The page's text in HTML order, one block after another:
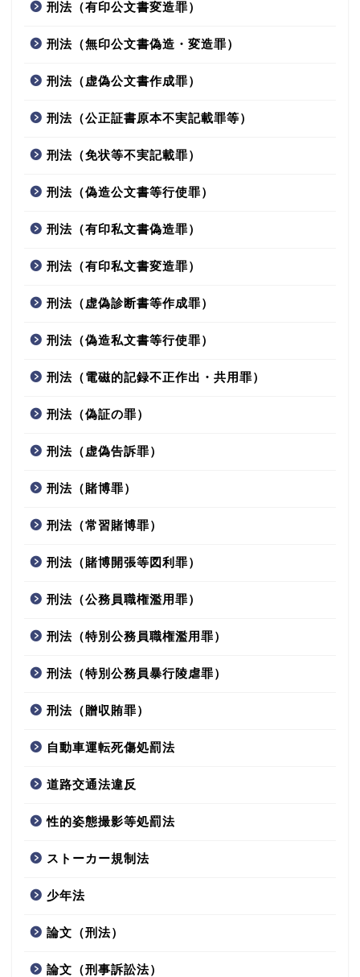
刑法（有印公文書変造罪）
刑法（無印公文書偽造・変造罪）
刑法（虚偽公文書作成罪）
刑法（公正証書原本不実記載罪等）
刑法（免状等不実記載罪）
刑法（偽造公文書等行使罪）
刑法（有印私文書偽造罪）
刑法（有印私文書変造罪）
刑法（虚偽診断書等作成罪）
刑法（偽造私文書等行使罪）
刑法（電磁的記録不正作出・共用罪）
刑法（偽証の罪）
刑法（虚偽告訴罪）
刑法（賭博罪）
刑法（常習賭博罪）
刑法（賭博開張等図利罪）
刑法（公務員職権濫用罪）
刑法（特別公務員職権濫用罪）
刑法（特別公務員暴行陵虐罪）
刑法（贈収賄罪）
自動車運転死傷処罰法
道路交通法違反
性的姿態撮影等処罰法
ストーカー規制法
少年法
論文（刑法）
論文（刑事訴訟法）